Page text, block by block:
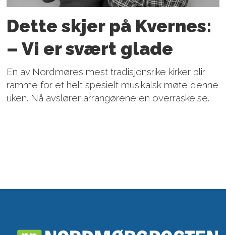
Dette skjer på Kvernes:
– Vi er svært glade
En av Nordmøres mest tradisjonsrike kirker blir
ramme for et helt spesielt musikalsk møte denne
uken. Nå avslører arrangørene en overraskelse.